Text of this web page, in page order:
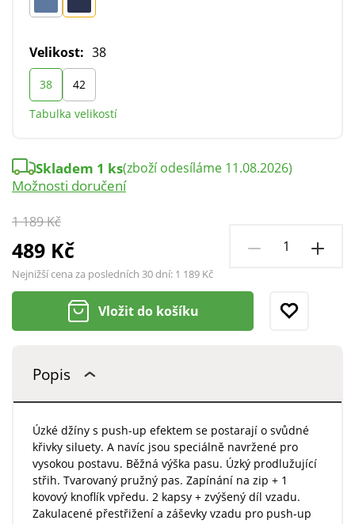
Velikost: 38
38
42
Tabulka velikostí
1 189 Kč
489 Kč
Nejnižší cena za posledních 30 dní: 1 189 Kč
Skladem 1 ks(zboží odesíláme 11.08.2026)
Možnosti doručení
Vložit do košíku
Popis
Úzké džíny s push-up efektem se postarají o svůdné
křivky siluety. A navíc jsou speciálně navržené pro
vysokou postavu. Běžná výška pasu. Úzký prodlužující
střih. Tvarovaný pružný pas. Zapínání na zip + 1
kovový knoflík vpředu. 2 kapsy + zvýšený díl vzadu.
Zakulacené přestřižení a záševky vzadu pro push-up